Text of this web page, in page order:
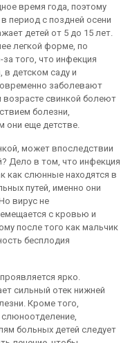
время года, поэтому
период с поздней осени
детей от 5 до 15 лет.
легкой форме, по
того, что инфекция
в детском саду и
заболевают
свинкой болеют
болезни,
они еще детстве.
может впоследствии
Дело в том, что инфекция
как слюнные находятся в
путей, именно они
вирус не
с кровью и
после того как мальчик
бесплодия
ярко.
сильный отек нижней
Кроме того,
больных детей следует